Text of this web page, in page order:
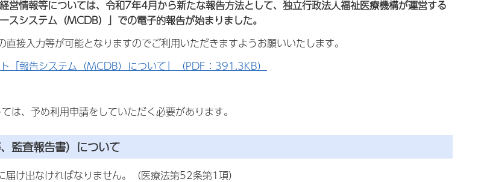
営情報等については、令和7年4月から新たな報告方法として、独立行政法人福祉医療機構が運営する
スシステム（MCDB）」での電子的報告が始まりました。
接入力等が可能となりますのでご利用いただきますようお願いいたします。
「報告システム（MCDB）について」（PDF：391.3KB）
、予め利用申請をしていただく必要があります。
監査報告書）について
届け出なければなりません。（医療法第52条第1項）